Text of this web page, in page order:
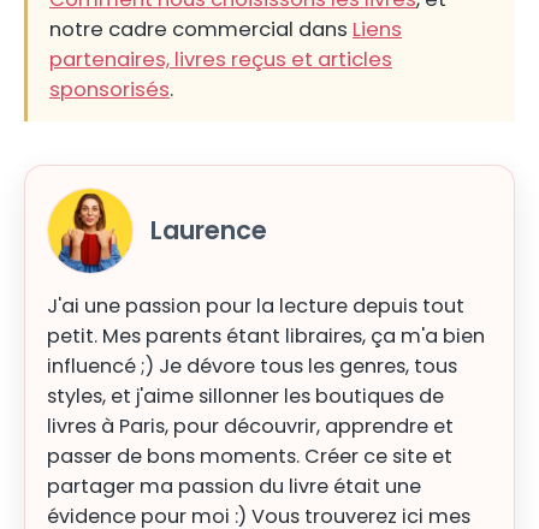
notre cadre commercial dans Liens
partenaires, livres reçus et articles
sponsorisés.
Laurence
J'ai une passion pour la lecture depuis tout
petit. Mes parents étant libraires, ça m'a bien
influencé ;) Je dévore tous les genres, tous
styles, et j'aime sillonner les boutiques de
livres à Paris, pour découvrir, apprendre et
passer de bons moments. Créer ce site et
partager ma passion du livre était une
évidence pour moi :) Vous trouverez ici mes